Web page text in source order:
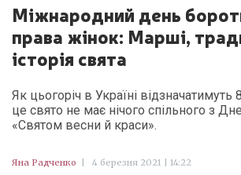
Міжнародний день
права жінок: Марші,
історія свята
Як цьогоріч в Україні відзначатимуть
це свято не має нічого спільного з
«Святом весни й краси».
Яна Радченко 4 березня 2021 | 14:22